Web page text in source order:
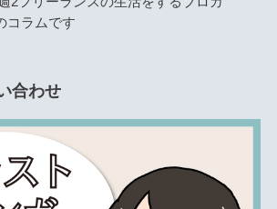
コラムです
合わせ